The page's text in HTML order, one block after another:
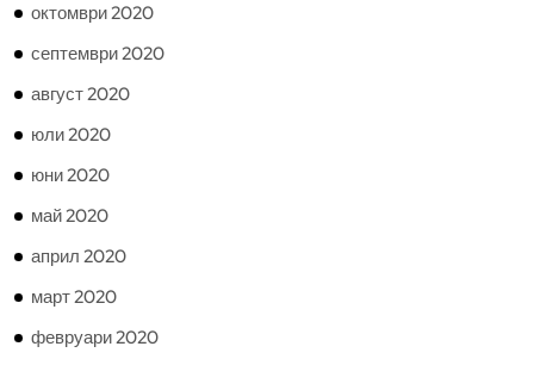
октомври 2020
септември 2020
август 2020
юли 2020
юни 2020
май 2020
април 2020
март 2020
февруари 2020